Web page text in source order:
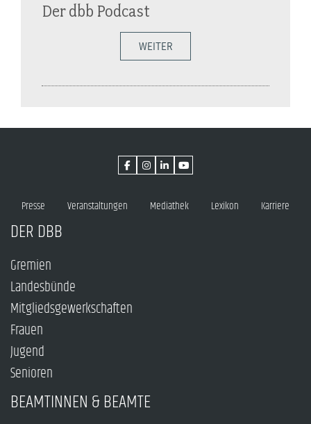
Der dbb Podcast
WEITER
Presse Veranstaltungen Mediathek Lexikon Karriere
DER DBB
Gremien
Landesbünde
Mitgliedsgewerkschaften
Frauen
Jugend
Senioren
BEAMTINNEN & BEAMTE